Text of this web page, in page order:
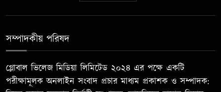
শেখ হাসিনা ফিরলে ফাঁসির দড়ি
স্থগিতের ব্যাখ্যা দিল যুক্তরাষ্ট্র
৮
সম্পাদকীয় পরিষদ
গ্লোবাল ভিলেজ মিডিয়া লিমিটেড ২০২৪ এর পক্ষে একটি
পরীক্ষামূলক অনলাইন সংবাদ প্রচার মাধ্যম প্রকাশক ও সম্পাদক: